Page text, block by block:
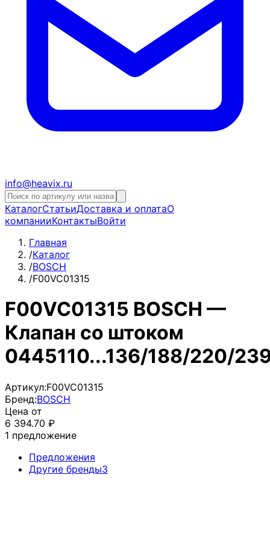
info@heavix.ru
КаталогСтатьиДоставка и оплатаО
компанииКонтактыВойти
Главная
/Каталог
/BOSCH
/F00VC01315
F00VC01315 BOSCH —
Клапан со штоком
0445110...136/188/220/
Артикул:F00VC01315
Бренд:BOSCH
Цена от
6 394.70 ₽
1 предложение
Предложения
Другие бренды3